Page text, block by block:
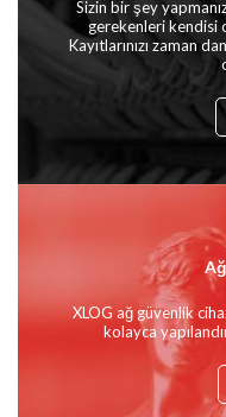
Sizin bir şey
gerekenleri
Kayıtlarınızı zaman
XLOG ağ güvenlik
kolayca